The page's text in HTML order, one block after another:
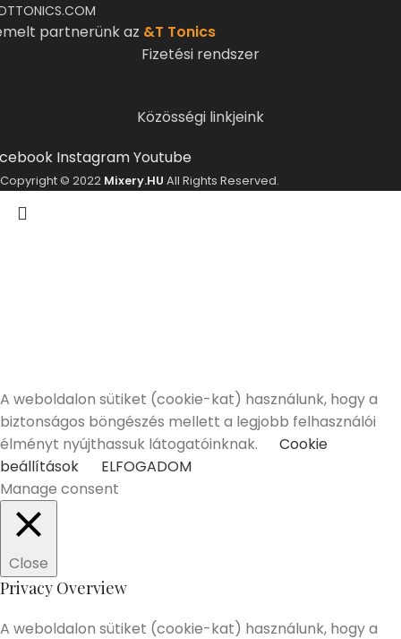
partnerünk az &T Tonics
Fizetési rendszer
Közösségi linkjeink
InstagramYoutube
Copyright © 2022 Mixery.HU All Rights Reserved.
A weboldalon sütiket (cookie-kat) használunk, hogy a
biztonságos böngészés mellett a legjobb felhasználói
élményt nyújthassuk látogatóinknak.
Cookie
beállítások
ELFOGADOM
Manage consent
Close
Privacy Overview
A weboldalon sütiket (cookie-kat) használunk, hogy a